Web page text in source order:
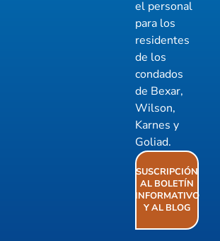
el personal
para los
residentes
de los
condados
de Bexar,
Wilson,
Karnes y
Goliad.
SUSCRIPCIÓN
AL BOLETÍN
INFORMATIVO
Y AL BLOG